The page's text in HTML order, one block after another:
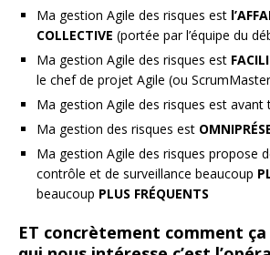
Ma gestion Agile des risques est
COLLECTIVE (portée par l’équipe du
Ma gestion Agile des risques est
le chef de projet Agile (ou
Ma gestion Agile des risques est avant
Ma gestion des risques est
Ma gestion Agile des risques propose
contrôle et de surveillance beaucoup
beaucoup PLUS FRÉQUENTS
ET concrètement comment ça